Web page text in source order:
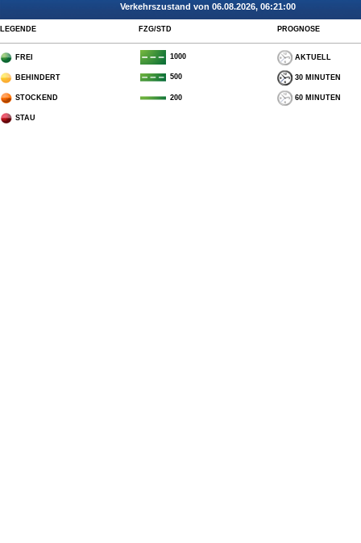
Verkehrszustand von 06.08.2026, 06:21:00
LEGENDE FZG/STD PROGNOSE
FREI 1000 AKTUELL
BEHINDERT 500 30 MINUTEN
STOCKEND 200 60 MINUTEN
STAU